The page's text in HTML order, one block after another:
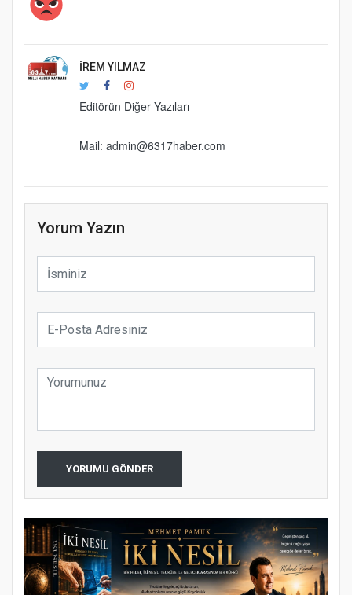
İREM YILMAZ
Editörün Diğer Yazıları
Mail: admin@6317haber.com
Yorum Yazın
YORUMU GÖNDER